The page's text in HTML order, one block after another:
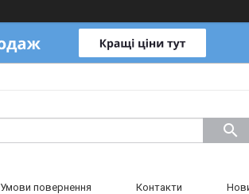
Умови повернення Контакти